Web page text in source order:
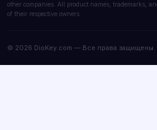
other companies. All product names, trademarks,
of their respective owners.
© 2026 DioKey.com — Все права защищены.